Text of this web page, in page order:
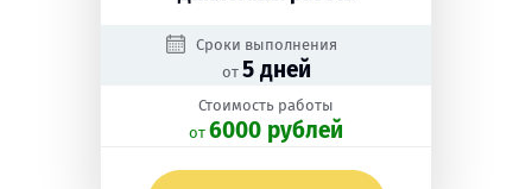
Сроки выполнения
от 5 дней
Стоимость работы
oт 6000 рублей